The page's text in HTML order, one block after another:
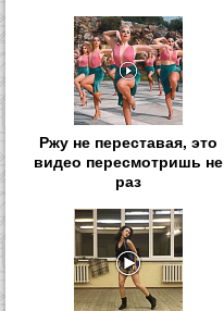
Ржу не переставая, это
видео пересмотришь не
раз